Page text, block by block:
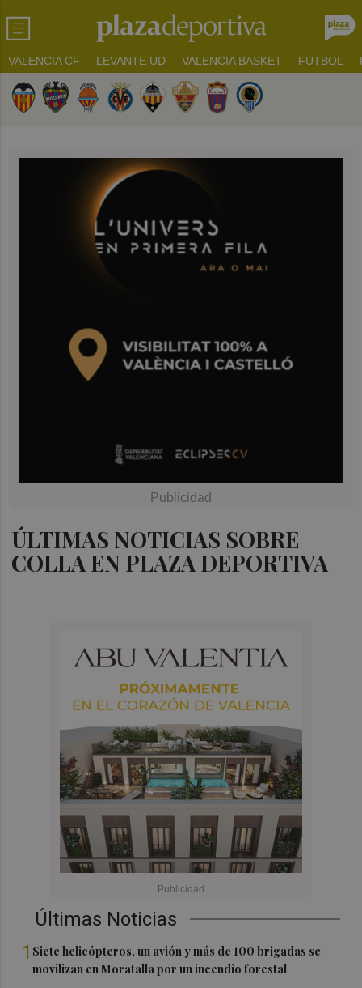
VALENCIA CF LEVANTE UD VALENCIA BASKET FUTBOL
ÚLTIMAS NOTICIAS SOBRE
COLLA EN PLAZA DEPORTIVA
Últimas Noticias
1 Siete helicópteros, un avión y más de 100 brigadas se
movilizan en Moratalla por un incendio forestal